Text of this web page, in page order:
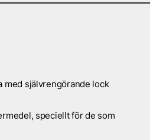
med självrengörande lock
speciellt för de som